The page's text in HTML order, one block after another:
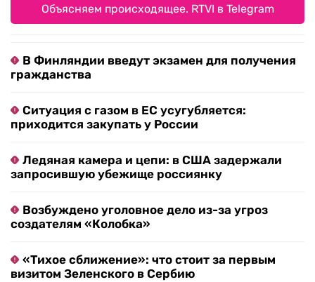
Объясняем происходящее. RTVI в Telegram
В Финляндии введут экзамен для получения
гражданства
Ситуация с газом в ЕС усугубляется:
приходится закупать у России
Ледяная камера и цепи: в США задержали
запросившую убежище россиянку
Возбуждено уголовное дело из-за угроз
создателям «Колобка»
«Тихое сближение»: что стоит за первым
визитом Зеленского в Сербию